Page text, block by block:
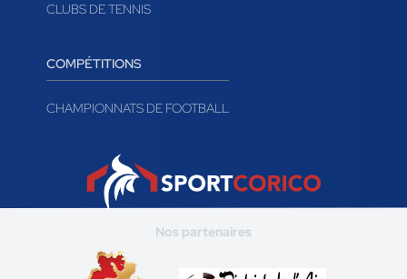
CLUBS DE TENNIS
COMPÉTITIONS
CHAMPIONNATS DE FOOTBALL
Nos partenaires